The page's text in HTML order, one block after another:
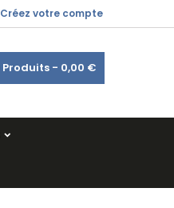
Créez votre compte
Produits - 0,00 €